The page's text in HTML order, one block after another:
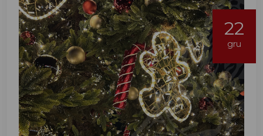
22
gru